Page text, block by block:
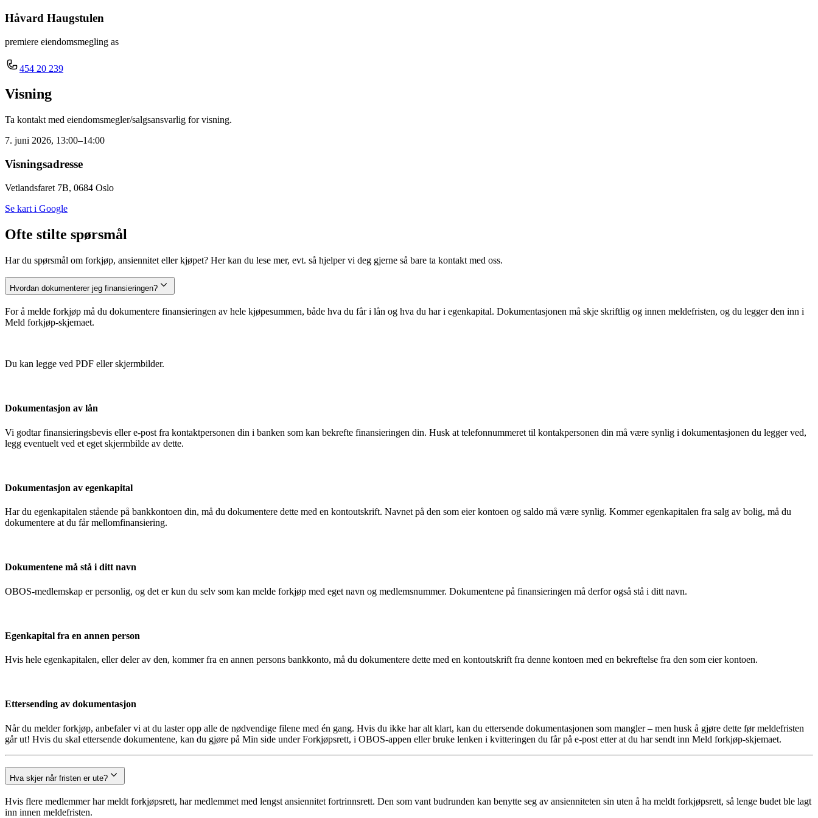
Håvard Haugstulen
premiere eiendomsmegling as
454 20 239
Visning
Ta kontakt med eiendomsmegler/salgsansvarlig for visning.
7. juni 2026, 13:00–14:00
Visningsadresse
Vetlandsfaret 7B, 0684 Oslo
Se kart i Google
Ofte stilte spørsmål
Har du spørsmål om forkjøp, ansiennitet eller kjøpet? Her kan du lese mer, evt. så hjelper vi deg gjerne så bare ta kontakt med oss.
Hvordan dokumenterer jeg finansieringen?
For å melde forkjøp må du dokumentere finansieringen av hele kjøpesummen, både hva du får i lån og hva du har i egenkapital. Dokumentasjonen må skje skriftlig og innen meldefristen, og du legger den inn i
Meld forkjøp-skjemaet.
Du kan legge ved PDF eller skjermbilder.
Dokumentasjon av lån
Vi godtar finansieringsbevis eller e-post fra kontaktpersonen din i banken som kan bekrefte finansieringen din. Husk at telefonnummeret til kontakpersonen din må være synlig i dokumentasjonen du legger ved,
legg eventuelt ved et eget skjermbilde av dette.
Dokumentasjon av egenkapital
Har du egenkapitalen stående på bankkontoen din, må du dokumentere dette med en kontoutskrift. Navnet på den som eier kontoen og saldo må være synlig. Kommer egenkapitalen fra salg av bolig, må du
dokumentere at du får mellomfinansiering.
Dokumentene må stå i ditt navn
OBOS-medlemskap er personlig, og det er kun du selv som kan melde forkjøp med eget navn og medlemsnummer. Dokumentene på finansieringen må derfor også stå i ditt navn.
Egenkapital fra en annen person
Hvis hele egenkapitalen, eller deler av den, kommer fra en annen persons bankkonto, må du dokumentere dette med en kontoutskrift fra denne kontoen med en bekreftelse fra den som eier kontoen.
Ettersending av dokumentasjon
Når du melder forkjøp, anbefaler vi at du laster opp alle de nødvendige filene med én gang. Hvis du ikke har alt klart, kan du ettersende dokumentasjonen som mangler – men husk å gjøre dette før meldefristen
går ut! Hvis du skal ettersende dokumentene, kan du gjøre på Min side under Forkjøpsrett, i OBOS-appen eller bruke lenken i kvitteringen du får på e-post etter at du har sendt inn Meld forkjøp-skjemaet.
Hva skjer når fristen er ute?
Hvis flere medlemmer har meldt forkjøpsrett, har medlemmet med lengst ansiennitet fortrinnsrett. Den som vant budrunden kan benytte seg av ansienniteten sin uten å ha meldt forkjøpsrett, så lenge budet ble lagt
inn innen meldefristen.